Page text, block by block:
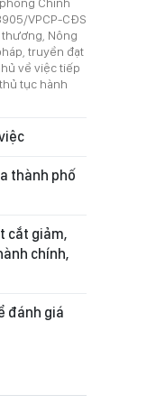
VPCP-CĐS
Nông
truyền đạt
về việc tiếp
tục hành
thành phố
cắt giảm,
chính,
đánh giá